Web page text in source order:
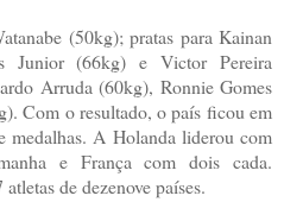
(50kg); pratas para Kainan
Junior (66kg) e Victor Pereira
Arruda (60kg), Ronnie Gomes
Com o resultado, o país ficou em
medalhas. A Holanda liderou com
e França com dois cada.
de dezenove países.